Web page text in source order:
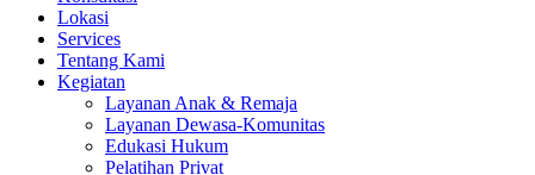
Lokasi
Services
Tentang Kami
Kegiatan
Layanan Anak & Remaja
Layanan Dewasa-Komunitas
Edukasi Hukum
Pelatihan Privat